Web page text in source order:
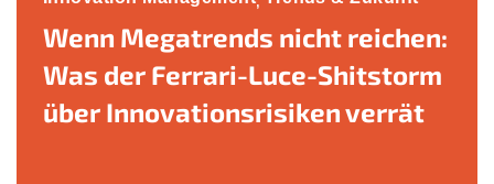
Wenn Megatrends nicht reichen:
Was der Ferrari-Luce-Shitstorm
über Innovationsrisiken verrät